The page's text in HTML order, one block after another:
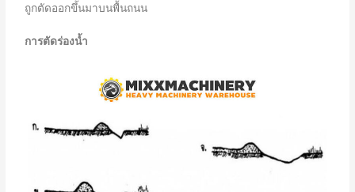
ถูกตัดออกขึ้นมาบนพื้นถนน
การตัดร่องน้ำ